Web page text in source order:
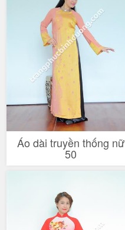
Áo dài truyền thống nữ
50